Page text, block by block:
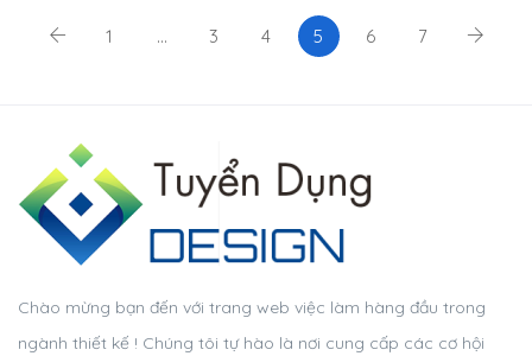
1 … 3 4 5 6 7
Chào mừng bạn đến với trang web việc làm hàng đầu trong
ngành thiết kế ! Chúng tôi tự hào là nơi cung cấp các cơ hội